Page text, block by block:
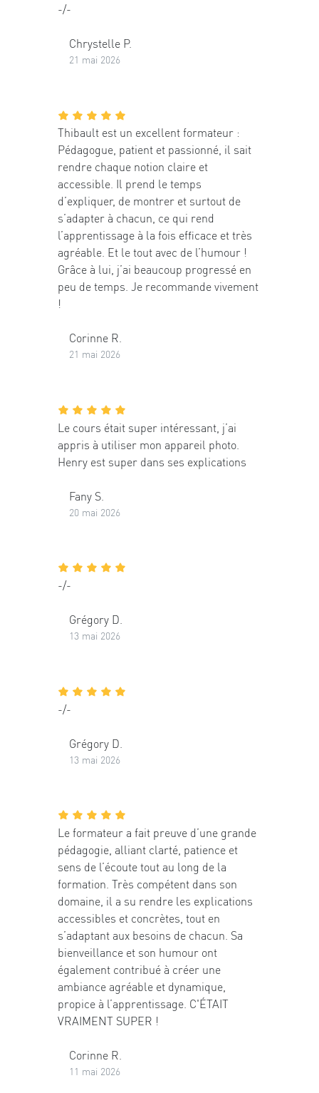
-/-
Chrystelle P.
21 mai 2026
Thibault est un excellent formateur :
Pédagogue, patient et passionné, il sait
rendre chaque notion claire et
accessible. Il prend le temps
d’expliquer, de montrer et surtout de
s’adapter à chacun, ce qui rend
l’apprentissage à la fois efficace et très
agréable. Et le tout avec de l’humour !
Grâce à lui, j’ai beaucoup progressé en
peu de temps. Je recommande vivement
!
Corinne R.
21 mai 2026
Le cours était super intéressant, j’ai
appris à utiliser mon appareil photo.
Henry est super dans ses explications
Fany S.
20 mai 2026
-/-
Grégory D.
13 mai 2026
-/-
Grégory D.
13 mai 2026
Le formateur a fait preuve d’une grande
pédagogie, alliant clarté, patience et
sens de l’écoute tout au long de la
formation. Très compétent dans son
domaine, il a su rendre les explications
accessibles et concrètes, tout en
s’adaptant aux besoins de chacun. Sa
bienveillance et son humour ont
également contribué à créer une
ambiance agréable et dynamique,
propice à l’apprentissage. C'ÉTAIT
VRAIMENT SUPER !
Corinne R.
11 mai 2026